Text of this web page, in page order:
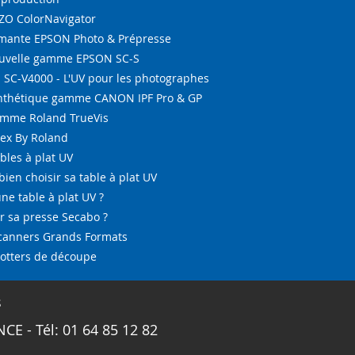
ColorNavigator
EPSON Photo & Prépresse
gamme EPSON SC-S
SC-V4000 - L'UV pour les photographes
gamme CANON IPF Pro & GP
Roland TrueVis
By Roland
à plat UV
choisir sa table à plat UV
table à plat UV ?
sa presse Secabo ?
Grands Formats
de découpe
- Tél: 01 64 85 12 82